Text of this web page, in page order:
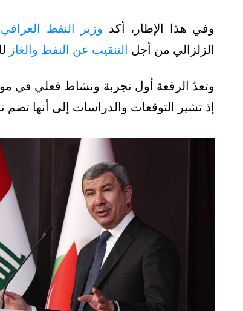
وفي هذا الإطار، أكد وزير النفط العراقي
الزلزالي من أجل التنقيب عن النفط والغاز
وتعدّ الرقعة أول تجربة ونشاط فعلي في موقع
إذ تشير التوقعات والدراسات إلى أنها تضم